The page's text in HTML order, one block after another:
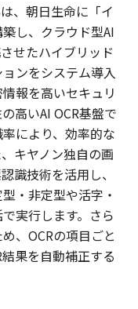
、朝日生命に「イ
し、クラウド型AI
せたハイブリッド
ンをシステム導入
報を高いセキュリ
高いAI OCR基盤で
により、効率的な
キヤノン独自の画
識技術を活用し、
型・非定型や活字・
実行します。さら
、OCRの項目ごと
結果を自動補正する